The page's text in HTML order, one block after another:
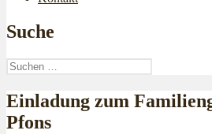
Suche
Suchen
Einladung zum
Pfons